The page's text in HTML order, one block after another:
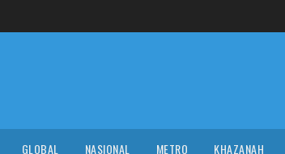
GLOBAL NASIONAL METRO KHAZANAH